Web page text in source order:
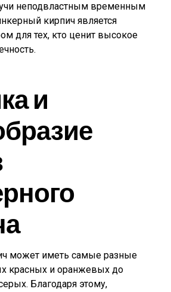
неподвластным временным
кирпич является
для тех, кто ценит высокое
и
может иметь самые разные
красных и оранжевых до
Благодаря этому,